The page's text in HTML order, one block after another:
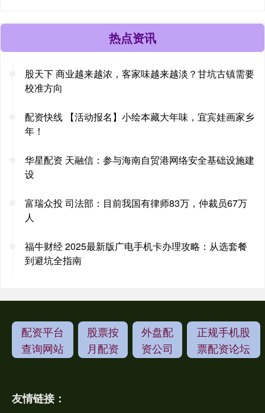
热点资讯
股天下 商业越来越浓，客家味越来越淡？甘坑古镇需要
校准方向
配资快线 【活动报名】小绘本藏大年味，宜宾娃画家乡
年！
华星配资 天融信：参与海南自贸港网络安全基础设施建
设
富瑞众投 司法部：目前我国有律师83万，仲裁员67万
人
福牛财经 2025最新版广电手机卡办理攻略：从选套餐
到避坑全指南
配资平台
查询网站
股票按
月配资
外盘配
资公司
正规手机股
票配资论坛
友情链接：